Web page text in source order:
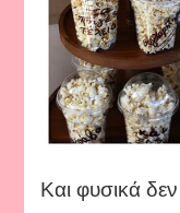
Και φυσικά δεν